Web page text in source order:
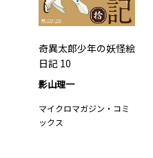
奇異太郎少年の妖怪絵
日記 10
影山理一
マイクロマガジン・コミ
ックス